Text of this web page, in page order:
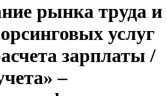
рынка труда и
услуг
зарплаты /
–